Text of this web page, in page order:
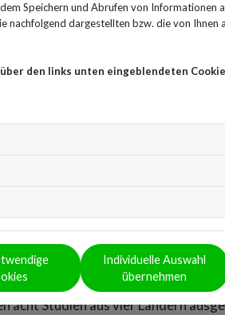
ab 50 Jahren empfohlen,
das Risiko der Sterblichkeit
jüngere Frauen vom
die zwischen 45 und 50
als Risiken. Auch sie können
wenn sie regelmäßig am Screening
in Deutschland jährlich an
Screening
der das Herabsenken der
acht Studien aus vier Ländern
Speichern und Abrufen von Informationen
dargestellten bzw. die von Ihnen
den links unten eingeblendeten
Individuelle Auswahl
übernehmen